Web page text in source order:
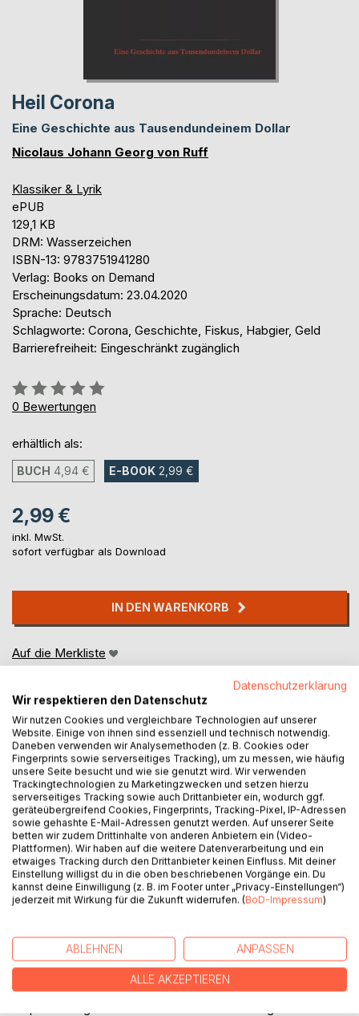
Heil Corona
Eine Geschichte aus Tausendundeinem Dollar
Nicolaus Johann Georg von Ruff
Klassiker & Lyrik
ePUB
129,1 KB
DRM: Wasserzeichen
ISBN-13: 9783751941280
Verlag: Books on Demand
Erscheinungsdatum: 23.04.2020
Sprache: Deutsch
Schlagworte: Corona, Geschichte, Fiskus, Habgier, Geld
Barrierefreiheit: Eingeschränkt zugänglich
Bewertung::
0%
0 Bewertungen
erhältlich als:
BUCH 4,94 € E-BOOK 2,99 €
2,99 €
inkl. MwSt.
sofort verfügbar als Download
IN DEN WARENKORB
Auf die Merkliste
BESCHREIBUNG
Es war einmal ein großer Häuptling ...
... so beginnt die Geschichte, niedergeschrieben von einem
bodenständigen Systembürger im einundzwanzigsten
Jahrhundert.
Sie handelt von Häuptlingen, Königen, Hexen. Es dreht sich
um fiskale Habgier, Geld und die verdummten Bürger in der
manipulierten Matrix des Welt-Systems.
Datenschutzerklärung
Wir respektieren den Datenschutz
Wir nutzen Cookies und vergleichbare Technologien auf unserer
Website. Einige von ihnen sind essenziell und technisch notwendig.
Daneben verwenden wir Analysemethoden (z. B. Cookies oder
Fingerprints sowie serverseitiges Tracking), um zu messen, wie häufig
unsere Seite besucht und wie sie genutzt wird. Wir verwenden
Trackingtechnologien zu Marketingzwecken und setzen hierzu
serverseitiges Tracking sowie auch Drittanbieter ein, wodurch ggf.
geräteübergreifend Cookies, Fingerprints, Tracking-Pixel, IP-Adressen
sowie gehashte E-Mail-Adressen genutzt werden. Auf unserer Seite
betten wir zudem Drittinhalte von anderen Anbietern ein (Video-
Plattformen). Wir haben auf die weitere Datenverarbeitung und ein
etwaiges Tracking durch den Drittanbieter keinen Einfluss. Mit deiner
Einstellung willigst du in die oben beschriebenen Vorgänge ein. Du
kannst deine Einwilligung (z. B. im Footer unter „Privacy-Einstellungen“)
jederzeit mit Wirkung für die Zukunft widerrufen. (BoD-Impressum)
ABLEHNEN ANPASSEN
ALLE AKZEPTIEREN